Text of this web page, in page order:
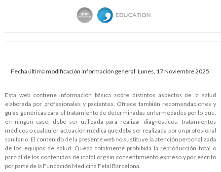
Fecha última modificación información general: Lunes, 17 Noviembre 2025.
Esta web contiene información básica sobre distintos aspectos de la salud
elaborada por profesionales y pacientes. Ofrece también recomendaciones y
guías genéricas para el tratamiento de determinadas enfermedades por lo que,
en ningún caso, debe ser utilizada para realizar diagnósticos, tratamientos
médicos o cualquier actuación médica que deba ser realizada por un profesional
sanitario. El contenido de la presente web no sustituye la atención personalizada
de los equipos de salud. Queda totalmente prohibida la reproducción total o
parcial de los contenidos de inatal.orgsin consentimiento expreso y por escrito
por parte de la Fundación Medicina Fetal Barcelona.